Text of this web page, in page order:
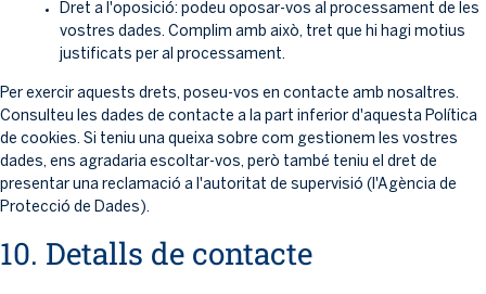
Dret a l'oposició: podeu oposar-vos al processament de les
vostres dades. Complim amb això, tret que hi hagi motius
justificats per al processament.
Per exercir aquests drets, poseu-vos en contacte amb nosaltres.
Consulteu les dades de contacte a la part inferior d'aquesta Política
de cookies. Si teniu una queixa sobre com gestionem les vostres
dades, ens agradaria escoltar-vos, però també teniu el dret de
presentar una reclamació a l'autoritat de supervisió (l'Agència de
Protecció de Dades).
10. Detalls de contacte